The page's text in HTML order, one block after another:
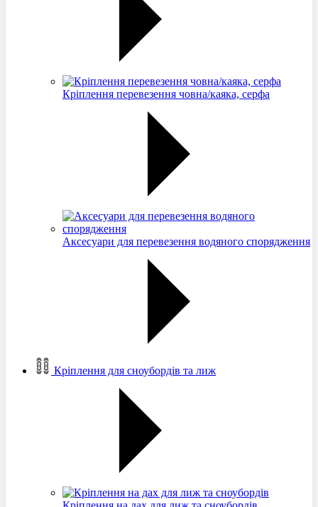
Кріплення перевезення човна/каяка, серфа
Аксесуари для перевезення водяного спорядження
Кріплення для сноубордів та лиж